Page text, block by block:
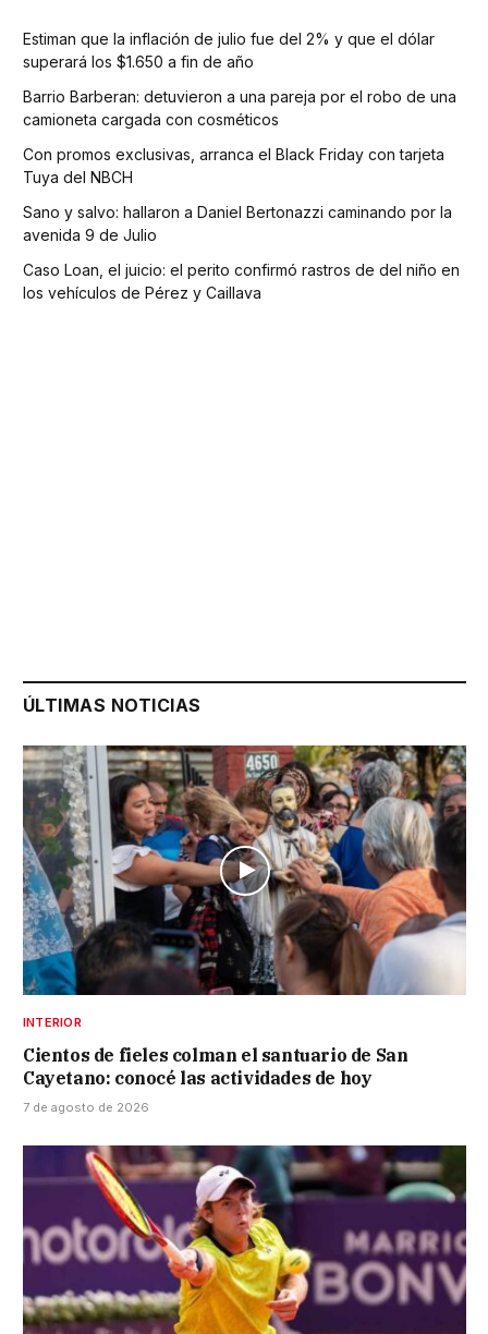
Estiman que la inflación de julio fue del 2% y que el dólar
superará los $1.650 a fin de año
Barrio Barberan: detuvieron a una pareja por el robo de una
camioneta cargada con cosméticos
Con promos exclusivas, arranca el Black Friday con tarjeta
Tuya del NBCH
Sano y salvo: hallaron a Daniel Bertonazzi caminando por la
avenida 9 de Julio
Caso Loan, el juicio: el perito confirmó rastros de del niño en
los vehículos de Pérez y Caillava
ÚLTIMAS NOTICIAS
INTERIOR
Cientos de fieles colman el santuario de San
Cayetano: conocé las actividades de hoy
7 de agosto de 2026